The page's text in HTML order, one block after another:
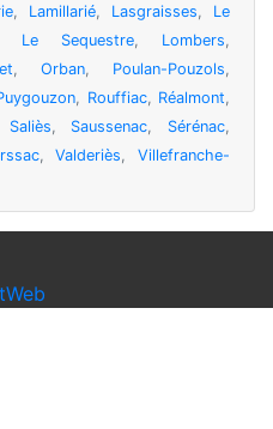
, Lamillarié, Lasgraisses, Le
Le Sequestre, Lombers,
, Orban, Poulan-Pouzols,
, Rouffiac, Réalmont,
Saliès, Saussenac, Sérénac,
,Valderiès, Villefranche-